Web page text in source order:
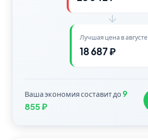
Лучшая цена в августе
18 687 ₽
Ваша экономия составит до 9
855 ₽